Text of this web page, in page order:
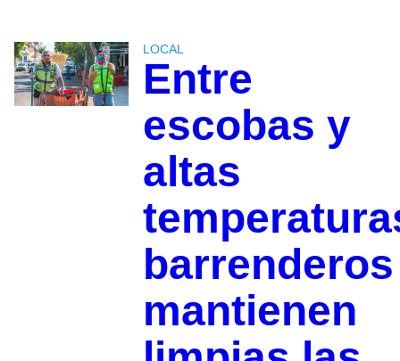
LOCAL
Entre
escobas y
altas
barrenderos
mantienen